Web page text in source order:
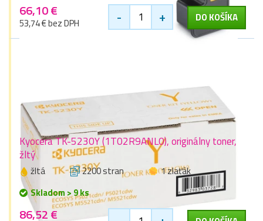
66,10 €
53,74 € bez DPH - + DO KOŠÍKA
Kyocera TK-5230Y (1T02R9ANL0), originálny toner,
žltý
žltá 2200 stran
1 zlaťák
Skladom > 9 ks
86,52 €